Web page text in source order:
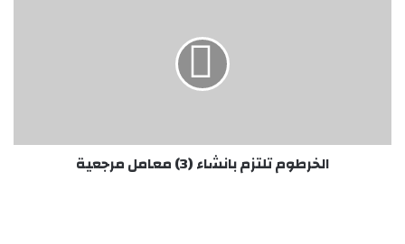
الخرطوم تلتزم بانشاء (3) معامل مرجعية